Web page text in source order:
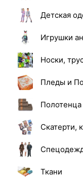
Детская
Игрушки
Носки,
Пледы и
Полотенца
Скатерти,
Ткани